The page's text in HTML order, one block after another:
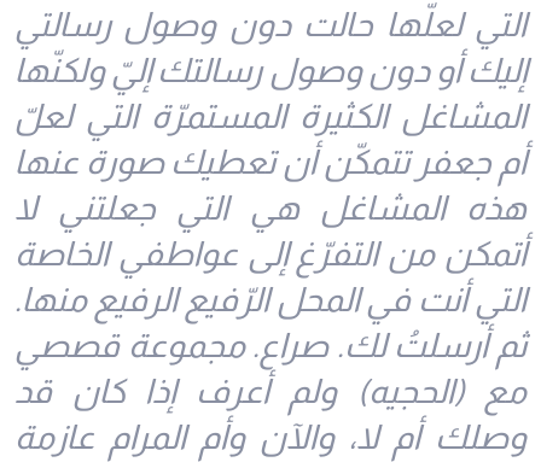
التي لعلّها حالت دون وصول رسالتي
إليك أو دون وصول رسالتك إليّ ولكنّها
المشاغل الكثيرة المستمرّة التي لعلّ
أم جعفر تتمكّن أن تعطيك صورة عنها
هذه المشاغل هي التي جعلتني لا
أتمكن من التفرّغ إلى عواطفي الخاصة
التي أنت في المحل الرّفيع الرفيع منها.
ثم أرسلتُ لك. صراع. مجموعة قصصي
مع (الحجيه) ولم أعرف إذا كان قد
وصلك أم لا، والآن وأم المرام عازمة